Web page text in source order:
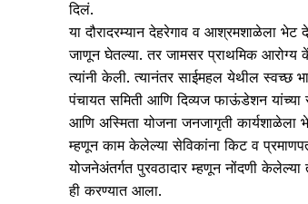
दिलं.
या दौरादरम्यान देहरेगाव व आश्रमशाळेला भेट
जाणून घेतल्या. तर जामसर प्राथमिक आरोग्य
त्यांनी केली. त्यानंतर साईमहल येथील स्वच्छ
पंचायत समिती आणि दिव्यज फाऊंडेशन यांच्या
आणि अस्मिता योजना जनजागृती कार्यशाळेला
म्हणून काम केलेल्या सेविकांना किट व
योजनेअंतर्गत पुरवठादार म्हणून नोंदणी
ही करण्यात आला.